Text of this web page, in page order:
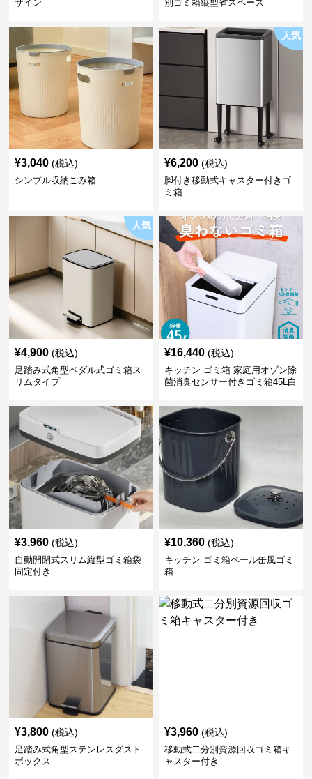
ザイン 別ゴミ箱縦型省スペース
¥3,040 (税込)
シンプル収納ごみ箱
人気
¥6,200 (税込)
脚付き移動式キャスター付きゴ
ミ箱
人気
¥4,900 (税込)
足踏み式角型ペダル式ゴミ箱ス
リムタイプ
¥16,440 (税込)
キッチン ゴミ箱 家庭用オゾン除
菌消臭センサー付きゴミ箱45L白
¥3,960 (税込)
自動開閉式スリム縦型ゴミ箱袋
固定付き
¥10,360 (税込)
キッチン ゴミ箱ペール缶風ゴミ
箱
¥3,800 (税込)
足踏み式角型ステンレスダスト
ボックス
¥3,960 (税込)
移動式二分別資源回収ゴミ箱キ
ャスター付き